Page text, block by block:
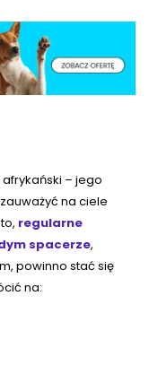
– jego
na ciele
regularne
spacerze,
powinno stać się
na: